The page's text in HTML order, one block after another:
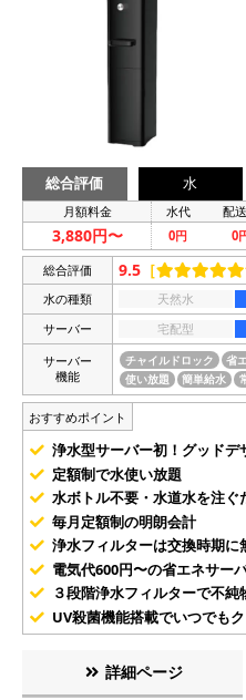
総合評価 水
月額料金 水代 配
3,880円〜 0円 0
総合評価 9.5 ［
水の種類 天然水
サーバー
宅配型
サーバー
機能
チャイルドロック 省
使い放題
簡単給水
おすすめポイント
浄水型サーバー初！グッドデ
定額制で水使い放題
水ボトル不要・水道水を注ぐ
毎月定額制の明朗会計
浄水フィルターは交換時期に
電気代600円〜の省エネサー
３段階浄水フィルターで不純
UV殺菌機能搭載でいつでも
詳細ページ